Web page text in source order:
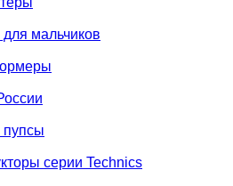
мальчиков
пупсы
серии Technics